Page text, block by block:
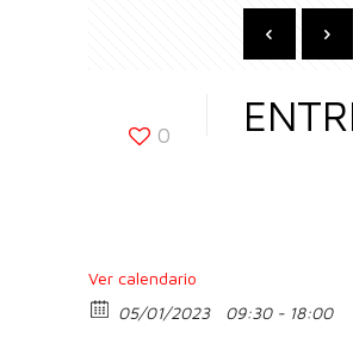
0
Ver calendario
05/01/2023
09:30 - 18:00